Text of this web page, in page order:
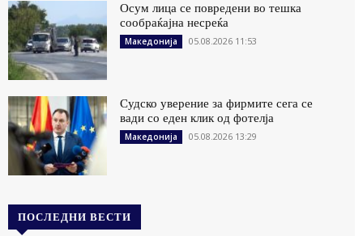
Осум лица се повредени во тешка
сообраќајна несреќа
Македонија 05.08.2026 11:53
Судско уверение за фирмите сега се
вади со еден клик од фотелја
Македонија 05.08.2026 13:29
ПОСЛЕДНИ ВЕСТИ